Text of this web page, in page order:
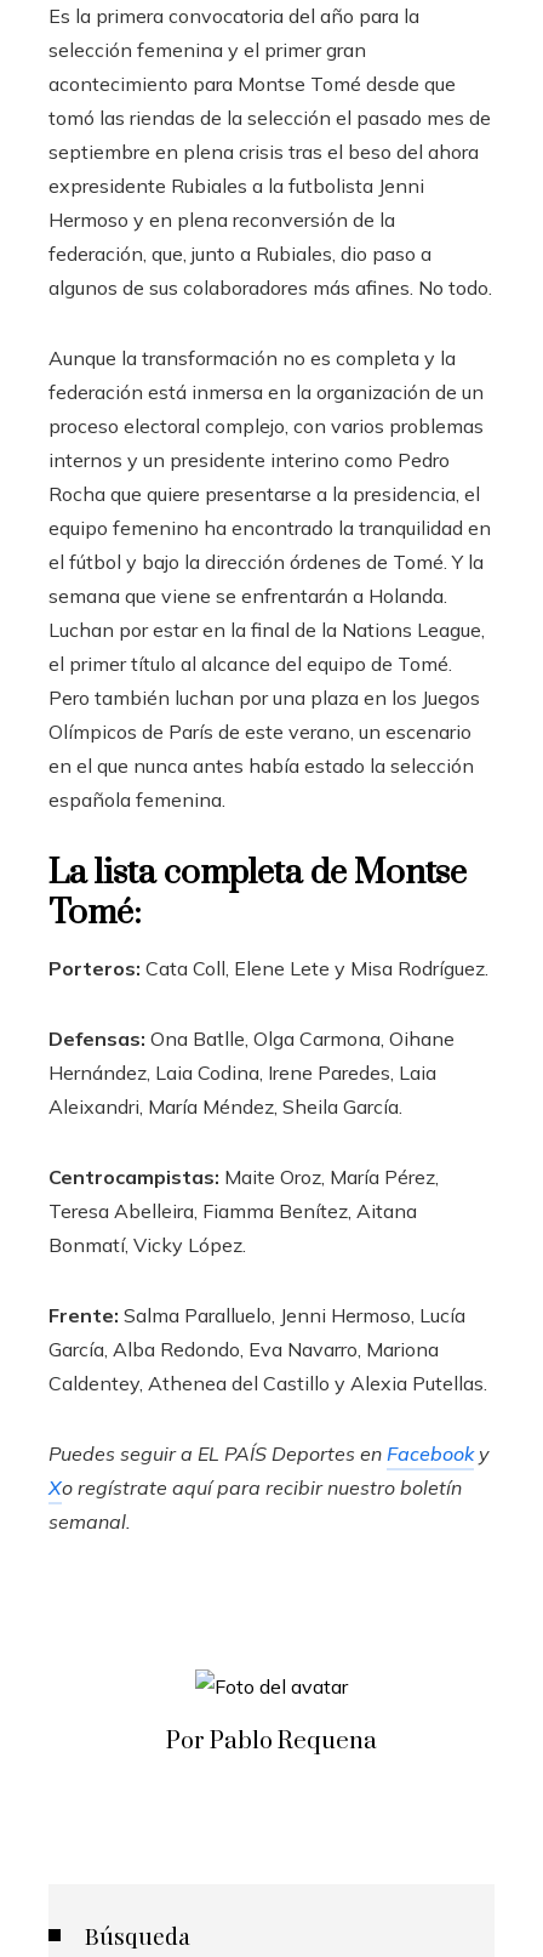
Es la primera convocatoria del año para la
selección femenina y el primer gran
acontecimiento para Montse Tomé desde que
tomó las riendas de la selección el pasado mes de
septiembre en plena crisis tras el beso del ahora
expresidente Rubiales a la futbolista Jenni
Hermoso y en plena reconversión de la
federación, que, junto a Rubiales, dio paso a
algunos de sus colaboradores más afines. No todo.
Aunque la transformación no es completa y la
federación está inmersa en la organización de un
proceso electoral complejo, con varios problemas
internos y un presidente interino como Pedro
Rocha que quiere presentarse a la presidencia, el
equipo femenino ha encontrado la tranquilidad en
el fútbol y bajo la dirección órdenes de Tomé. Y la
semana que viene se enfrentarán a Holanda.
Luchan por estar en la final de la Nations League,
el primer título al alcance del equipo de Tomé.
Pero también luchan por una plaza en los Juegos
Olímpicos de París de este verano, un escenario
en el que nunca antes había estado la selección
española femenina.
La lista completa de Montse
Tomé:
Porteros: Cata Coll, Elene Lete y Misa Rodríguez.
Defensas: Ona Batlle, Olga Carmona, Oihane
Hernández, Laia Codina, Irene Paredes, Laia
Aleixandri, María Méndez, Sheila García.
Centrocampistas: Maite Oroz, María Pérez,
Teresa Abelleira, Fiamma Benítez, Aitana
Bonmatí, Vicky López.
Frente: Salma Paralluelo, Jenni Hermoso, Lucía
García, Alba Redondo, Eva Navarro, Mariona
Caldentey, Athenea del Castillo y Alexia Putellas.
Puedes seguir a EL PAÍS Deportes en Facebooky
Xo regístrate aquí para recibirnuestro boletín
semanal
Por Pablo Requena
Búsqueda